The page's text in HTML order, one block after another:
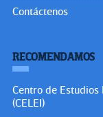
Contáctenos
RECOMENDAMOS
Centro de Estudios
(CELEI)